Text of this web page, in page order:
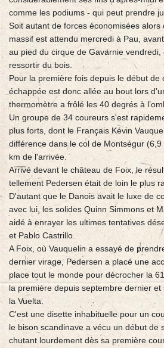
comme les podiums - qui peut prendre
Soit autant de forces économisées
massif est attendu mercredi à Pau,
au pied du cirque de Gavarnie
ressortir du bois.
Pour la première fois depuis le début de
échappée est donc allée au bout lors
thermomètre a frôlé les 40 degrés à
Un groupe de 34 coureurs s'est
plus forts, dont le Français Kévin
différence dans le col de Montségur
km de l'arrivée.
Arrivé devant le château de Foix, le
tellement Pedersen était de loin le plus
D'autant que le Danois avait le luxe de
avec lui, les solides Quinn Simmons et
aidé à enrayer les ultimes tentatives
et Pablo Castrillo.
A Foix, où Vauquelin a essayé de
dernier virage, Pedersen a placé une
place tout le monde pour décrocher la
la première depuis septembre dernier
la Vuelta.
C'est une disette inhabituelle pour un
le bison scandinave a vécu un début de
chutant lourdement dès sa première